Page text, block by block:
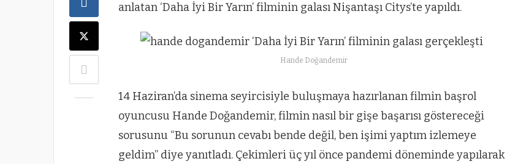
anlatan ‘Daha İyi Bir Yarın’ filminin galası Nişantaşı Citys’te yapıldı.
Hande Doğandemir
14 Haziran’da sinema seyircisiyle buluşmaya hazırlanan filmin başrol
oyuncusu Hande Doğandemir, filmin nasıl bir gişe başarısı göstereceği
sorusunu “Bu sorunun cevabı bende değil, ben işimi yaptım izlemeye
geldim” diye yanıtladı. Çekimleri üç yıl önce pandemi döneminde yapılarak